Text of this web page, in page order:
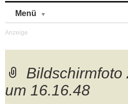
Menü
Bildschirmfoto
um 16.16.48